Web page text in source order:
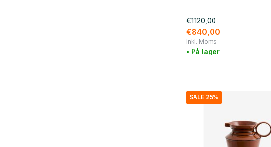
€1.120,00
€840,00
Inkl. Moms
• På lager
SALE 25%